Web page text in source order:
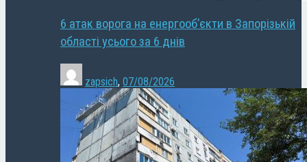
6 атак ворога на енергооб’єкти в Запорізькій
області усього за 6 днів
zapsich, 07/08/2026